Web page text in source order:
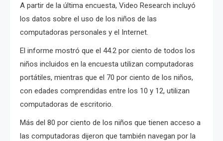
A partir de la última encuesta, Video Research incluyó
los datos sobre el uso de los niños de las
computadoras personales y el Internet.
El informe mostró que el 44.2 por ciento de todos los
niños incluidos en la encuesta utilizan computadoras
portátiles, mientras que el 70 por ciento de los niños,
con edades comprendidas entre los 10 y 12, utilizan
computadoras de escritorio.
Más del 80 por ciento de los niños que tienen acceso a
las computadoras dijeron que también navegan por la